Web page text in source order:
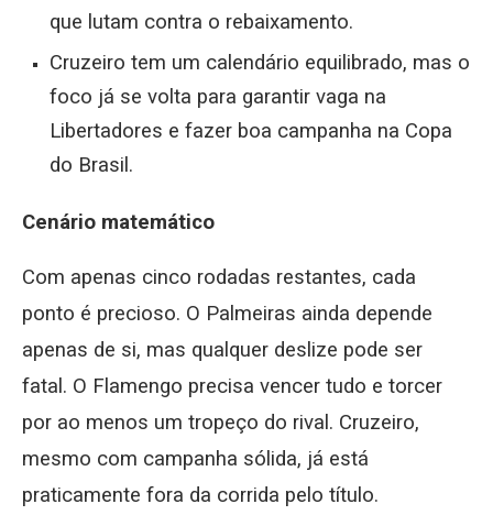
que lutam contra o rebaixamento.
Cruzeiro tem um calendário equilibrado, mas o
foco já se volta para garantir vaga na
Libertadores e fazer boa campanha na Copa
do Brasil.
Cenário matemático
Com apenas cinco rodadas restantes, cada
ponto é precioso. O Palmeiras ainda depende
apenas de si, mas qualquer deslize pode ser
fatal. O Flamengo precisa vencer tudo e torcer
por ao menos um tropeço do rival. Cruzeiro,
mesmo com campanha sólida, já está
praticamente fora da corrida pelo título.